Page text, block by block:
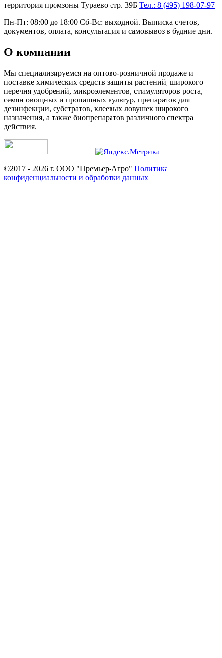
территория промзоны Тураево стр. 39Б Тел.: 8 (495) 198-07-97
Пн-Пт: 08:00 до 18:00 Сб-Вс: выходной. Выписка счетов,
документов, оплата, консультация и самовывоз в будние дни.
О компании
Мы специализируемся на оптово-розничной продаже и
поставке химических средств защиты растений, широкого
перечня удобрений, микроэлементов, стимуляторов роста,
семян овощных и пропашных культур, препаратов для
дезинфекции, субстратов, клеевых ловушек широкого
назначения, а также биопрепаратов различного спектра
действия.
©2017 - 2026 г. ООО "Премьер-Агро" Политика
конфиденциальности и обработки данных